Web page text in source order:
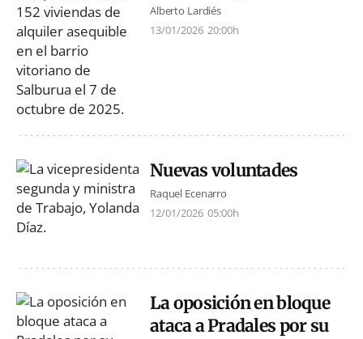
Alberto Lardiés
13/01/2026 20:00h
Nuevas voluntades
Raquel Ecenarro
12/01/2026 05:00h
La oposición en bloque
ataca a Pradales por su